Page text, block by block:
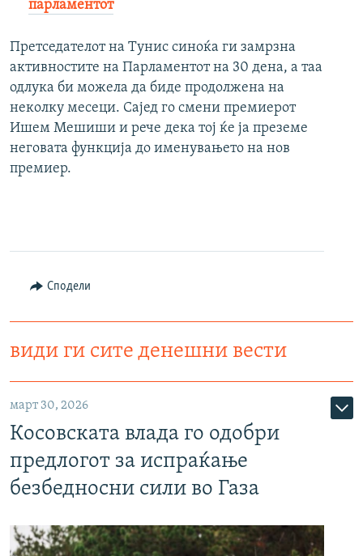
парламентот
Претседателот на Тунис синоќа ги замрзна
активностите на Парламентот на 30 дена, а таа
одлука би можела да биде продолжена на
неколку месеци. Сајед го смени премиерот
Ишем Мешиши и рече дека тој ќе ја преземе
неговата функција до именувањето на нов
премиер.
Сподели
види ги сите денешни вести
март 30, 2026
Косовската влада го одобри
предлогот за испраќање
безбедносни сили во Газа